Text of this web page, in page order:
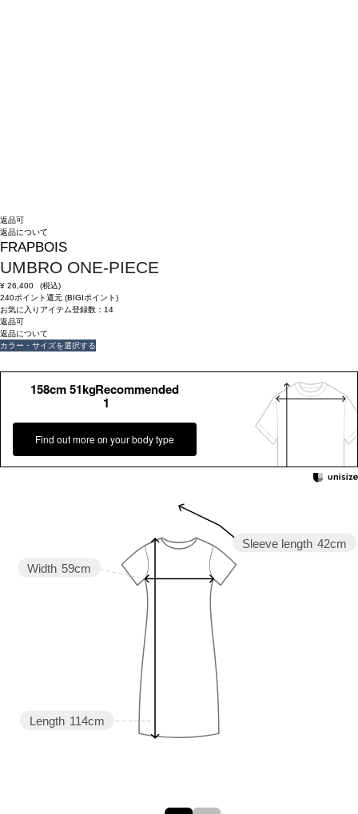
返品可
返品について
FRAPBOIS
UMBRO ONE-PIECE
¥ 26,400
(税込)
240ポイント還元 (BIGIポイント)
お気に入りアイテム登録数： 14
返品可
返品について
カラー・サイズを選択する
158cm 51kgRecommended
1
Find out more on your body type
Sleeve length 42cm
Length 114cm
Width 59cm